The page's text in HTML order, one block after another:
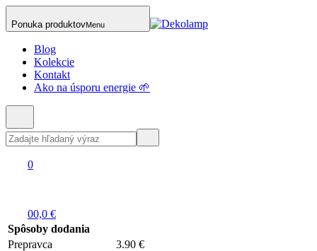
Ponuka produktovMenu
Blog
Kolekcie
Kontakt
Ako na úsporu energie 🌱
0
00,0 €
Spôsoby dodania
Prepravca
3.90 €